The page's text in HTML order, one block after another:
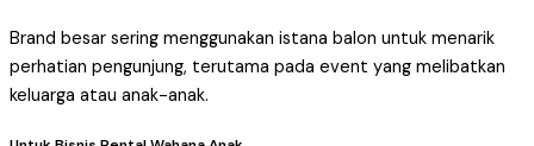
Brand besar sering menggunakan istana balon untuk menarik
perhatian pengunjung, terutama pada event yang melibatkan
keluarga atau anak-anak.